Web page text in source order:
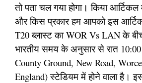
तो पता चल गया होगा। किया आर्टिकल
और किस प्रकार हम आपको इस
T20 ब्लास्ट का WOR Vs LAN के
भारतीय समय के अनुसार से रात
County Ground, New Road,
England) स्टेडियम में होने वाला है।